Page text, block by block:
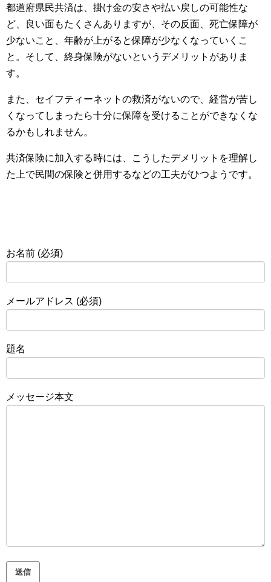
都道府県民共済は、掛け金の安さや払い戻しの可能性な
ど、良い面もたくさんありますが、その反面、死亡保障が
少ないこと、年齢が上がると保障が少なくなっていくこ
と。そして、終身保険がないというデメリットがありま
す。
また、セイフティーネットの救済がないので、経営が苦し
くなってしまったら十分に保障を受けることができなくな
るかもしれません。
共済保険に加入する時には、こうしたデメリットを理解し
た上で民間の保険と併用するなどの工夫がひつようです。
お名前 (必須)
メールアドレス (必須)
題名
メッセージ本文